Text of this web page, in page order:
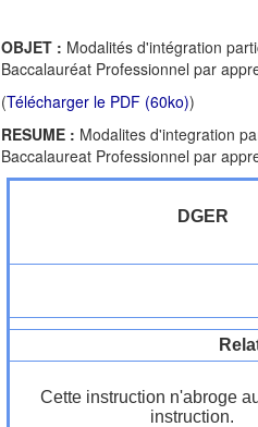
OBJET : Modalités d'intégration
Baccalauréat Professionnel par
(Télécharger le PDF (60ko))
RESUME : Modalites d'integration
Baccalaureat Professionnel par
DGER
Cette instruction n'abroge
instruction.